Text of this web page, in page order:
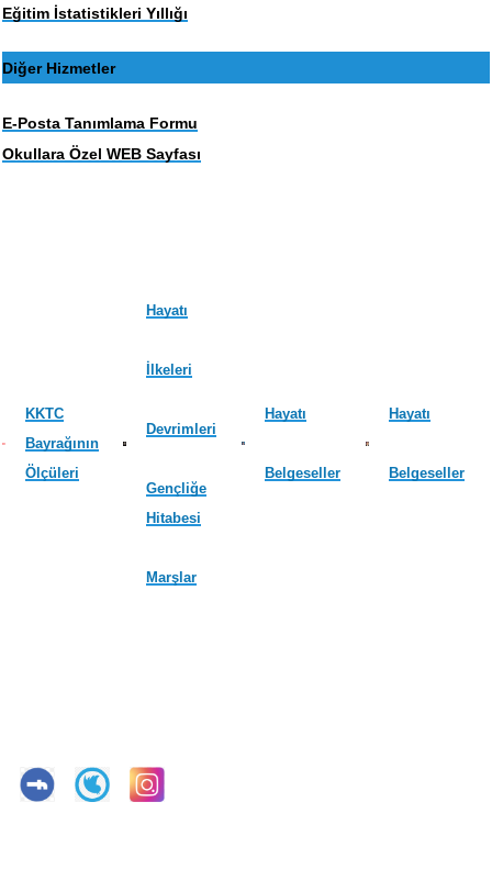
Eğitim İstatistikleri Yıllığı
Diğer Hizmetler
E-Posta Tanımlama Formu
Okullara Özel WEB Sayfası
KKTC
Bayrağının
Ölçüleri
Hayatı
İlkeleri
Devrimleri
Gençliğe
Hitabesi
Marşlar
Hayatı
Belgeseller
Hayatı
Belgeseller